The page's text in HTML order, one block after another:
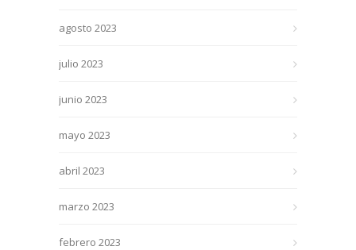
agosto 2023
julio 2023
junio 2023
mayo 2023
abril 2023
marzo 2023
febrero 2023